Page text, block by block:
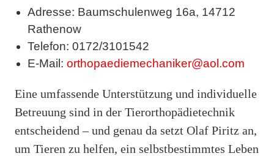
Adresse: Baumschulenweg 16a, 14712
Rathenow
Telefon: 0172/3101542
E-Mail: orthopaediemechaniker@aol.com
Eine umfassende Unterstützung und individuelle
Betreuung sind in der Tierorthopädietechnik
entscheidend – und genau da setzt Olaf Piritz an,
um Tieren zu helfen, ein selbstbestimmtes Leben